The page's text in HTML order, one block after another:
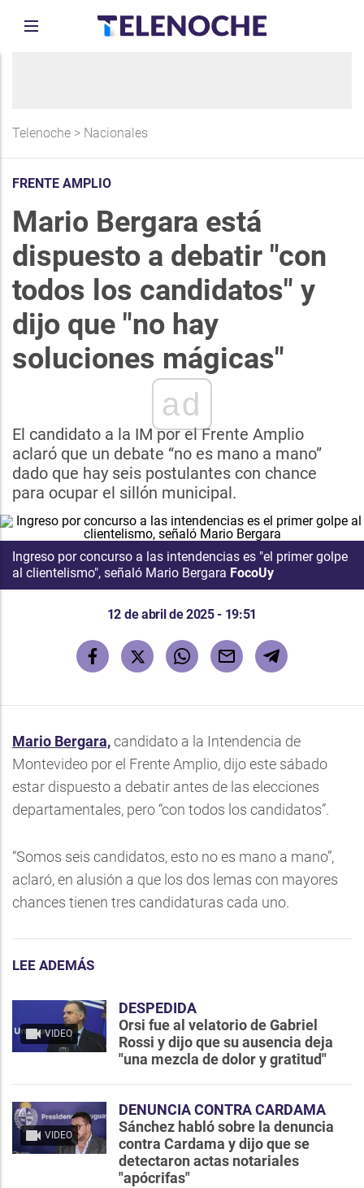
Telenoche > Nacionales
FRENTE AMPLIO
Mario Bergara está
dispuesto a debatir "con
todos los candidatos" y
dijo que "no hay
soluciones mágicas"
ad
El candidato a la IM por el Frente Amplio
aclaró que un debate “no es mano a mano”
dado que hay seis postulantes con chance
para ocupar el sillón municipal.
Ingreso por concurso a las intendencias es "el primer golpe
al clientelismo", señaló Mario Bergara FocoUy
12 de abril de 2025 - 19:51
Mario Bergara,candidato a la Intendencia de
Montevideo por el Frente Amplio, dijo este sábado
estar dispuesto a debatir antes de las elecciones
departamentales, pero “con todos los candidatos”.
“Somos seis candidatos, esto no es mano a mano”,
aclaró, en alusión a que los dos lemas con mayores
chances tienen tres candidaturas cada uno.
LEE ADEMÁS
VIDEO
DESPEDIDA
Orsi fue al velatorio de Gabriel
Rossi y dijo que su ausencia deja
"una mezcla de dolor y gratitud"
VIDEO
DENUNCIA CONTRA CARDAMA
Sánchez habló sobre la denuncia
contra Cardama y dijo que se
detectaron actas notariales
"apócrifas"